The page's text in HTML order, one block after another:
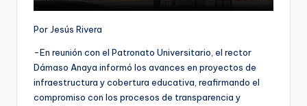
Por Jesús Rivera
-En reunión con el Patronato Universitario, el rector
Dámaso Anaya informó los avances en proyectos de
infraestructura y cobertura educativa, reafirmando el
compromiso con los procesos de transparencia y